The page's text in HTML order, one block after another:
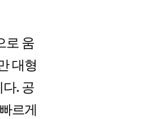
로 움
대형
. 공
르게